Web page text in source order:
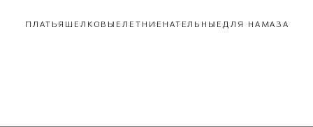
ПЛАТЬЯ ШЕЛКОВЫЕ ЛЕТНИЕ НАТЕЛЬНЫЕ ДЛЯ НАМАЗА